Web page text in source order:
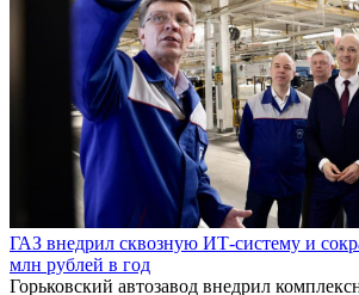
ГАЗ внедрил сквозную ИТ-систему и
млн рублей в год
Горьковский автозавод внедрил